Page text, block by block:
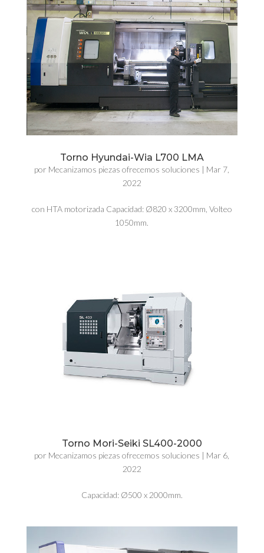
Torno Hyundai-Wia L700 LMA
por Mecanizamos piezas ofrecemos soluciones | Mar 7,
2022
con HTA motorizada Capacidad: Ø820 x 3200mm, Volteo
1050mm.
Torno Mori-Seiki SL400-2000
por Mecanizamos piezas ofrecemos soluciones | Mar 6,
2022
Capacidad: Ø500 x 2000mm.